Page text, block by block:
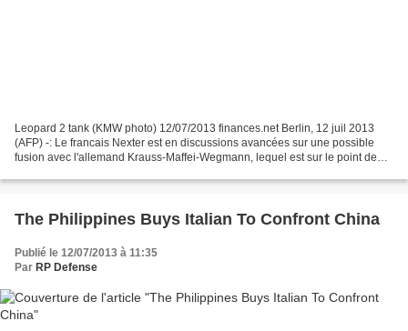
Leopard 2 tank (KMW photo) 12/07/2013 finances.net Berlin, 12 juil 2013
(AFP) -: Le francais Nexter est en discussions avancées sur une possible
fusion avec l'allemand Krauss-Maffei-Wegmann, lequel est sur le point de
The Philippines Buys Italian To Confront China
Publié le 12/07/2013 à 11:35
Par RP Defense